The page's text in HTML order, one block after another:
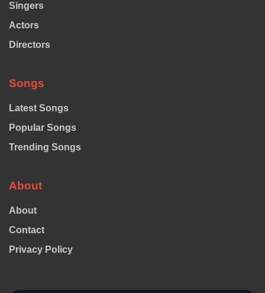
Singers
Actors
Directors
Songs
Latest Songs
Popular Songs
Trending Songs
About
About
Contact
Privacy Policy